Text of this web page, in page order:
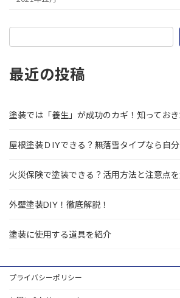
最近の投稿
塗装では「養生」が成功のカギ！知ってお
屋根塗装ＤIYできる？無落雪タイプなら自分
火災保険で塗装できる？活用方法と注意点を
外壁塗装DIY！徹底解説！
塗装に使用する道具を紹介
プライバシーポリシー